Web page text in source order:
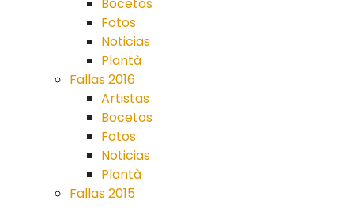
Fotos
Noticias
Plantà
Fallas 2016
Artistas
Bocetos
Fotos
Noticias
Plantà
Fallas 2015